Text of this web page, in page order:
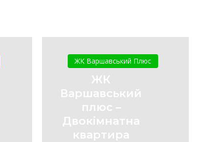
Варшавський
плюс
Двокімнатна
квартира
ЖК Варшавський Плюс
ЖК
Варшавський
плюс –
Двокімнатна
квартира